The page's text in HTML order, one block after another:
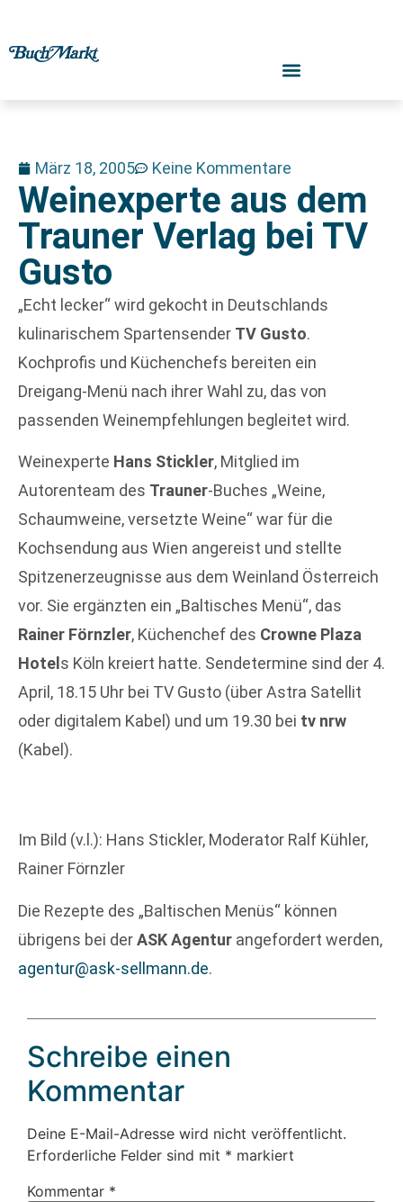
März 18, 2005 Keine Kommentare
Weinexperte aus dem
Trauner Verlag bei TV
Gusto
„Echt lecker“ wird gekocht in Deutschlands
kulinarischem Spartensender TV Gusto.
Kochprofis und Küchenchefs bereiten ein
Dreigang-Menü nach ihrer Wahl zu, das von
passenden Weinempfehlungen begleitet wird.
Weinexperte Hans Stickler, Mitglied im
Autorenteam des Trauner-Buches „Weine,
Schaumweine, versetzte Weine“ war für die
Kochsendung aus Wien angereist und stellte
Spitzenerzeugnisse aus dem Weinland Österreich
vor. Sie ergänzten ein „Baltisches Menü“, das
Rainer Förnzler, Küchenchef des Crowne Plaza
Hotel s Köln kreiert hatte. Sendetermine sind der 4.
April, 18.15 Uhr bei TV Gusto (über Astra Satellit
oder digitalem Kabel) und um 19.30 bei tv nrw
(Kabel).
Im Bild (v.l.): Hans Stickler, Moderator Ralf Kühler,
Rainer Förnzler
Die Rezepte des „Baltischen Menüs“ können
übrigens bei derASK Agentur angefordert werden,
agentur@ask-sellmann.de.
Schreibe einen
Kommentar
Deine E-Mail-Adresse wird nicht veröffentlicht.
Erforderliche Felder sind mit * markiert
Kommentar *